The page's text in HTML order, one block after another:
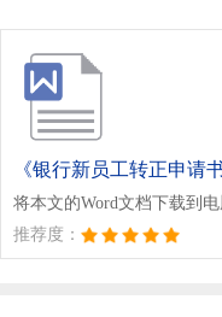
《银行新员工转正申请
将本文的Word文档下载到
推荐度：